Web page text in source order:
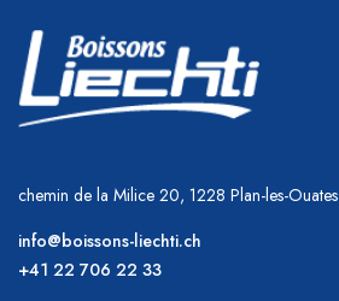
chemin de la Milice 20, 1228 Plan-les-Ouates
info@boissons-liechti.ch
+41 22 706 22 33